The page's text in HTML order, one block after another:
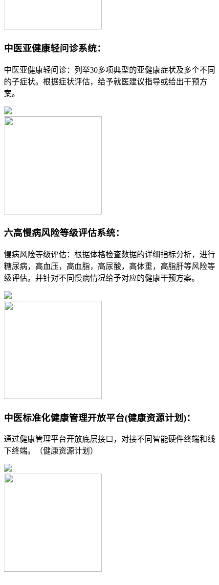
中医亚健康轻问诊系统：
中医亚健康轻问诊：列举30多项典型的亚健康症状及多个不同
的子症状。根据症状评估，给予就医建议指导或给出干预方
案。
六高慢病风险等级评估系统：
慢病风险等级评估：根据体格检查数据的详细指标分析，进行
糖尿病，高血压，高血脂，高尿酸，高体重，高脂肝等风险等
级评估。并针对不同慢病情况给予对应的健康干预方案。
中医标准化健康管理开放平台(健康资源计划)：
通过健康管理平台开放底层接口，对接不同智能硬件终端和线
下终端。（健康资源计划）